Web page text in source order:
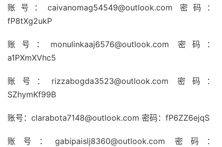
账号：caivanomag54549@outlook.com 密码：
fP8tXg2ukP
账号：monulinkaaj6576@outlook.com 密码：
a1PXmXVhc5
账号：rizzabogda3523@outlook.com 密码：
SZhymKf99B
账号：clarabota7148@outlook.com 密码：fP6ZZ6ejqS
账号：gabipaislj8360@outlook.com 密码：